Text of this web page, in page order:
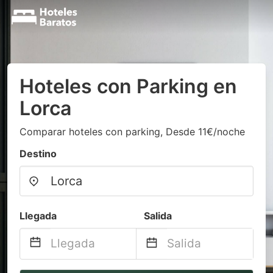
Hoteles con Parking en
Lorca
Comparar hoteles con parking, Desde 11€/noche
Destino
Llegada Salida
Navigate
Navigate